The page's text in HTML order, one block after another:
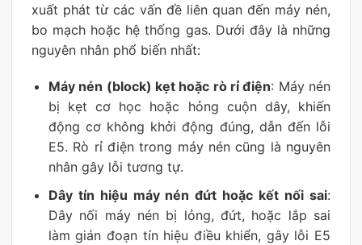
xuất phát từ các vấn đề liên quan đến máy nén,
bo mạch hoặc hệ thống gas. Dưới đây là những
nguyên nhân phổ biến nhất:
Máy nén (block) kẹt hoặc rò rỉ điện: Máy nén
bị kẹt cơ học hoặc hỏng cuộn dây, khiến
động cơ không khởi động đúng, dẫn đến lỗi
E5. Rò rỉ điện trong máy nén cũng là nguyên
nhân gây lỗi tương tự.
Dây tín hiệu máy nén đứt hoặc kết nối sai:
Dây nối máy nén bị lỏng, đứt, hoặc lắp sai
làm gián đoạn tín hiệu điều khiển, gây lỗi E5